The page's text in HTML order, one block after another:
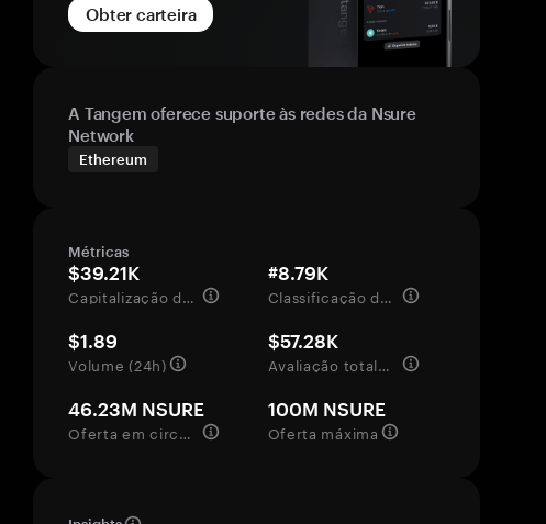
Obter carteira
A Tangem oferece suporte às redes da Nsure
Network
Ethereum
Métricas
$39.21K
Capitalização de mercado
#8.79K
Classificação de mercado
$1.89
Volume (24h)
$57.28K
Avaliação totalmente diluída
46.23M NSURE
Oferta em circulação
100M NSURE
Oferta máxima